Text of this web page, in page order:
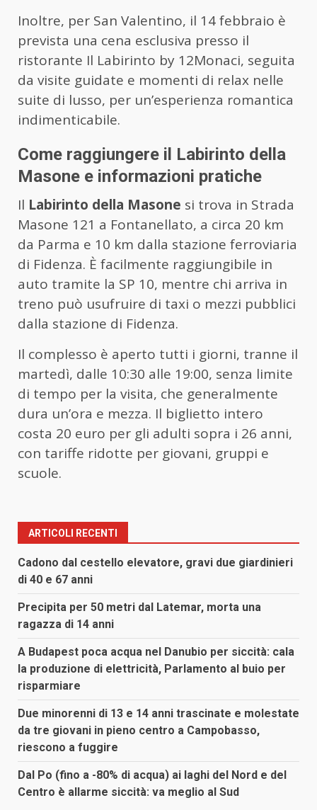
Inoltre, per San Valentino, il 14 febbraio è
prevista una cena esclusiva presso il
ristorante Il Labirinto by 12Monaci, seguita
da visite guidate e momenti di relax nelle
suite di lusso, per un’esperienza romantica
indimenticabile.
Come raggiungere il Labirinto della
Masone e informazioni pratiche
Il Labirinto della Masone si trova in Strada
Masone 121 a Fontanellato, a circa 20 km
da Parma e 10 km dalla stazione ferroviaria
di Fidenza. È facilmente raggiungibile in
auto tramite la SP 10, mentre chi arriva in
treno può usufruire di taxi o mezzi pubblici
dalla stazione di Fidenza.
Il complesso è aperto tutti i giorni, tranne il
martedì, dalle 10:30 alle 19:00, senza limite
di tempo per la visita, che generalmente
dura un’ora e mezza. Il biglietto intero
costa 20 euro per gli adulti sopra i 26 anni,
con tariffe ridotte per giovani, gruppi e
scuole.
ARTICOLI RECENTI
Cadono dal cestello elevatore, gravi due giardinieri
di 40 e 67 anni
Precipita per 50 metri dal Latemar, morta una
ragazza di 14 anni
A Budapest poca acqua nel Danubio per siccità: cala
la produzione di elettricità, Parlamento al buio per
risparmiare
Due minorenni di 13 e 14 anni trascinate e molestate
da tre giovani in pieno centro a Campobasso,
riescono a fuggire
Dal Po (fino a -80% di acqua) ai laghi del Nord e del
Centro è allarme siccità: va meglio al Sud